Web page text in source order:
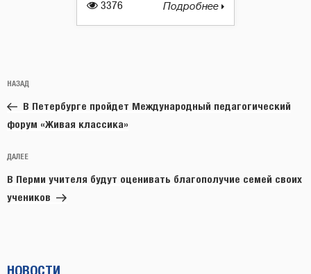
3376 Подробнее
по
записям
Предыдущая
запись:
НАЗАД
В Петербурге пройдет Международный педагогический
форум «Живая классика»
Следующая
запись
ДАЛЕЕ
В Перми учителя будут оценивать благополучие семей своих
учеников
НОВОСТИ